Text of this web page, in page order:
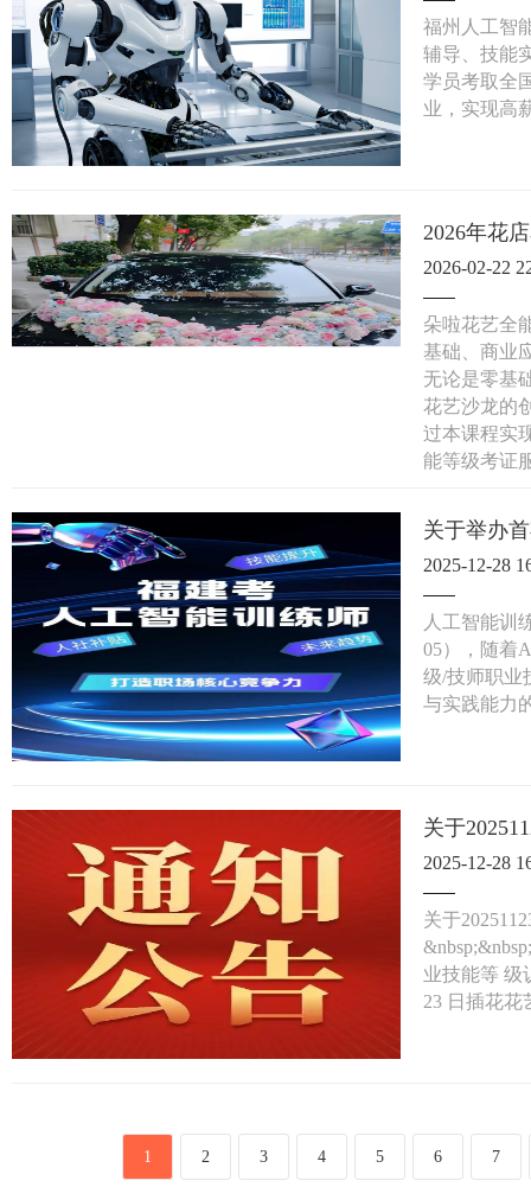
福州人工智
辅导、技能
学员考取全
业，实现高
2026年花
2026-02-22
朵啦花艺全
基础、商业
无论是零基
花艺沙龙的
过本课程实
能等级考证
关于举办
2025-12-28
人工智能训
05），随着
级/技师职业
与实践能力
2025-12-28
关于
业技能等 级
23 日插花花
1 2 3 4 5 6 7